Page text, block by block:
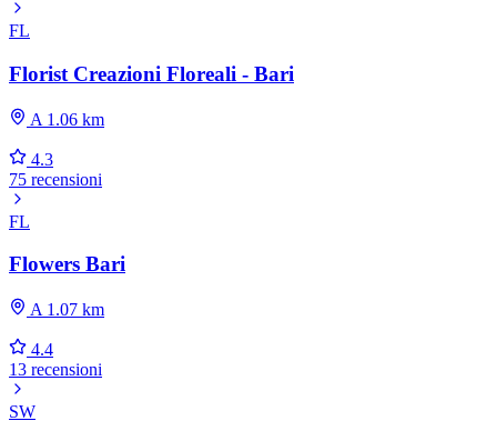
FL
Florist Creazioni Floreali - Bari
A 1.06 km
4.3
75 recensioni
FL
Flowers Bari
A 1.07 km
4.4
13 recensioni
SW